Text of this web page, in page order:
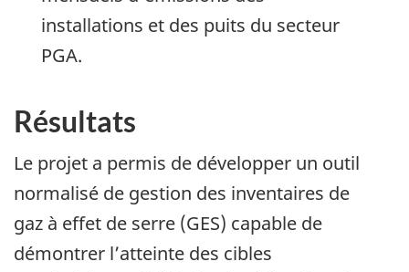
installations et des puits du secteur
PGA.
Résultats
Le projet a permis de développer un outil
normalisé de gestion des inventaires de
gaz à effet de serre (GES) capable de
démontrer l’atteinte des cibles